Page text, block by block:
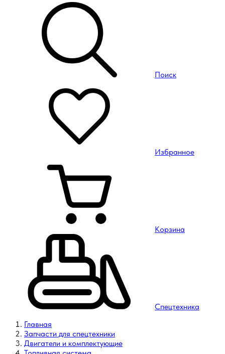
Поиск
Избранное
Корзина
Спецтехника
Главная
Запчасти для спецтехники
Двигатели и комплектующие